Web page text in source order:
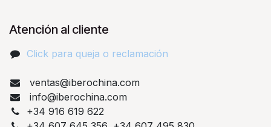
Atención al cliente
Click para queja o reclamación​
ventas@iberochina.com
info@iberochina.com
+34 916 619 622